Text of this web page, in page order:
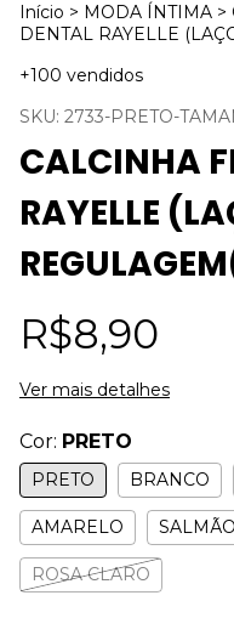
Início > MODA ÍNTIMA >
DENTAL RAYELLE
+100 vendidos
SKU: 2733-PRETO-
CALCINHA
RAYELLE
R$8,90
Ver mais detalhes
Cor: PRETO
PRETO BRANCO
AMARELO SALMÃO
ROSA CLARO